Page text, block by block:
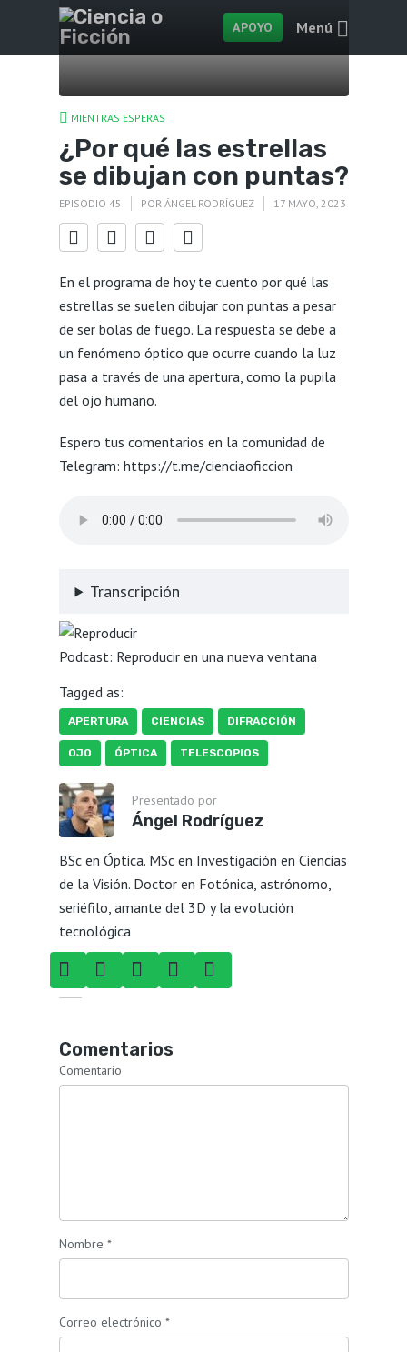
APOYO Menú
MIENTRAS ESPERAS
¿Por qué las estrellas
se dibujan con puntas?
EPISODIO 45 POR ÁNGEL RODRÍGUEZ 17 MAYO, 2023
En el programa de hoy te cuento por qué las
estrellas se suelen dibujar con puntas a pesar
de ser bolas de fuego. La respuesta se debe a
un fenómeno óptico que ocurre cuando la luz
pasa a través de una apertura, como la pupila
del ojo humano.
Espero tus comentarios en la comunidad de
Telegram: https://t.me/cienciaoficcion
Transcripción
Podcast: Reproducir en una nueva ventana
Tagged as:
APERTURA CIENCIAS DIFRACCIÓN
OJO ÓPTICA TELESCOPIOS
Presentado por
Ángel Rodríguez
BSc en Óptica. MSc en Investigación en Ciencias
de la Visión. Doctor en Fotónica, astrónomo,
seriéfilo, amante del 3D y la evolución
tecnológica
Comentarios
Comentario
Nombre *
Correo electrónico *